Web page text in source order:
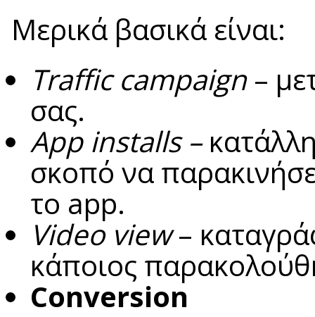
Μερικά βασικά είναι:
Traffic campaign –
σας.
App installs –
σκοπό να
το app.
Video view–
κάποιος
Conversion